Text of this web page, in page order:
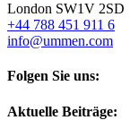
London SW1V 2SD
+44 788 451 911 6
info@ummen.com
Folgen Sie uns:
Aktuelle Beiträge: